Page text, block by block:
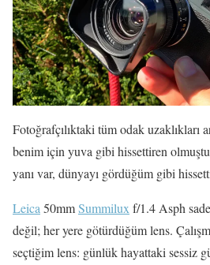
Fotoğrafçılıktaki tüm odak uzaklıkları
benim için yuva gibi hissettiren
yanı var, dünyayı gördüğüm gibi
Leica 50mmSummilux f/1.4 Asph
değil; her yere götürdüğüm lens.
seçtiğim lens: günlük hayattaki sessiz